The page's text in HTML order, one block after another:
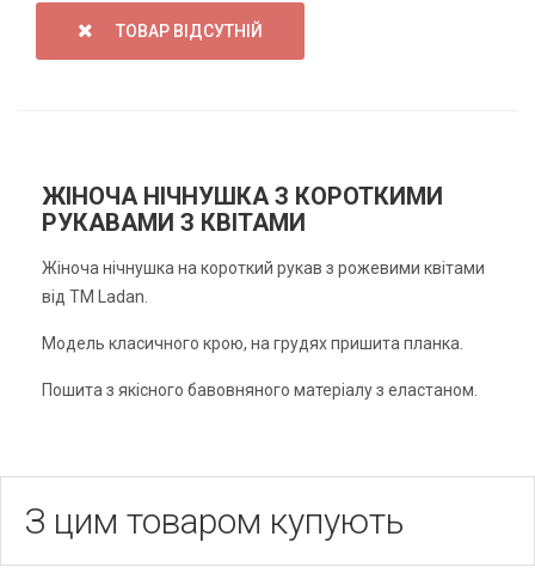
ТОВАР ВІДСУТНІЙ
ЖІНОЧА НІЧНУШКА З КОРОТКИМИ
РУКАВАМИ З КВІТАМИ
Жіноча нічнушка на короткий рукав з рожевими квітами
від ТМ Ladan.
Модель класичного крою, на грудях пришита планка.
Пошита з якісного бавовняного матеріалу з еластаном.
З цим товаром купують